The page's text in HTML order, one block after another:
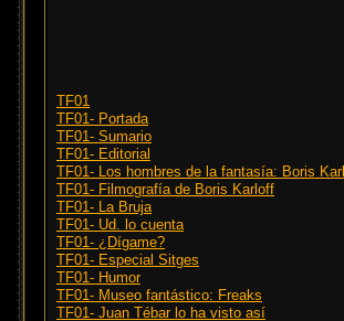
TF01
TF01- Portada
TF01- Sumario
TF01- Editorial
TF01- Los hombres de la fantasía: Boris
TF01- Filmografía de Boris Karloff
TF01- La Bruja
TF01- Ud. lo cuenta
TF01- ¿Dígame?
TF01- Especial Sitges
TF01- Humor
TF01- Museo fantástico: Freaks
TF01- Juan Tébar lo ha visto así